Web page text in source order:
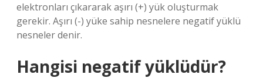
elektronları çıkararak aşırı (+) yük oluşturmak
gerekir. Aşırı (-) yüke sahip nesnelere negatif yüklü
nesneler denir.
Hangisi negatif yüklüdür?